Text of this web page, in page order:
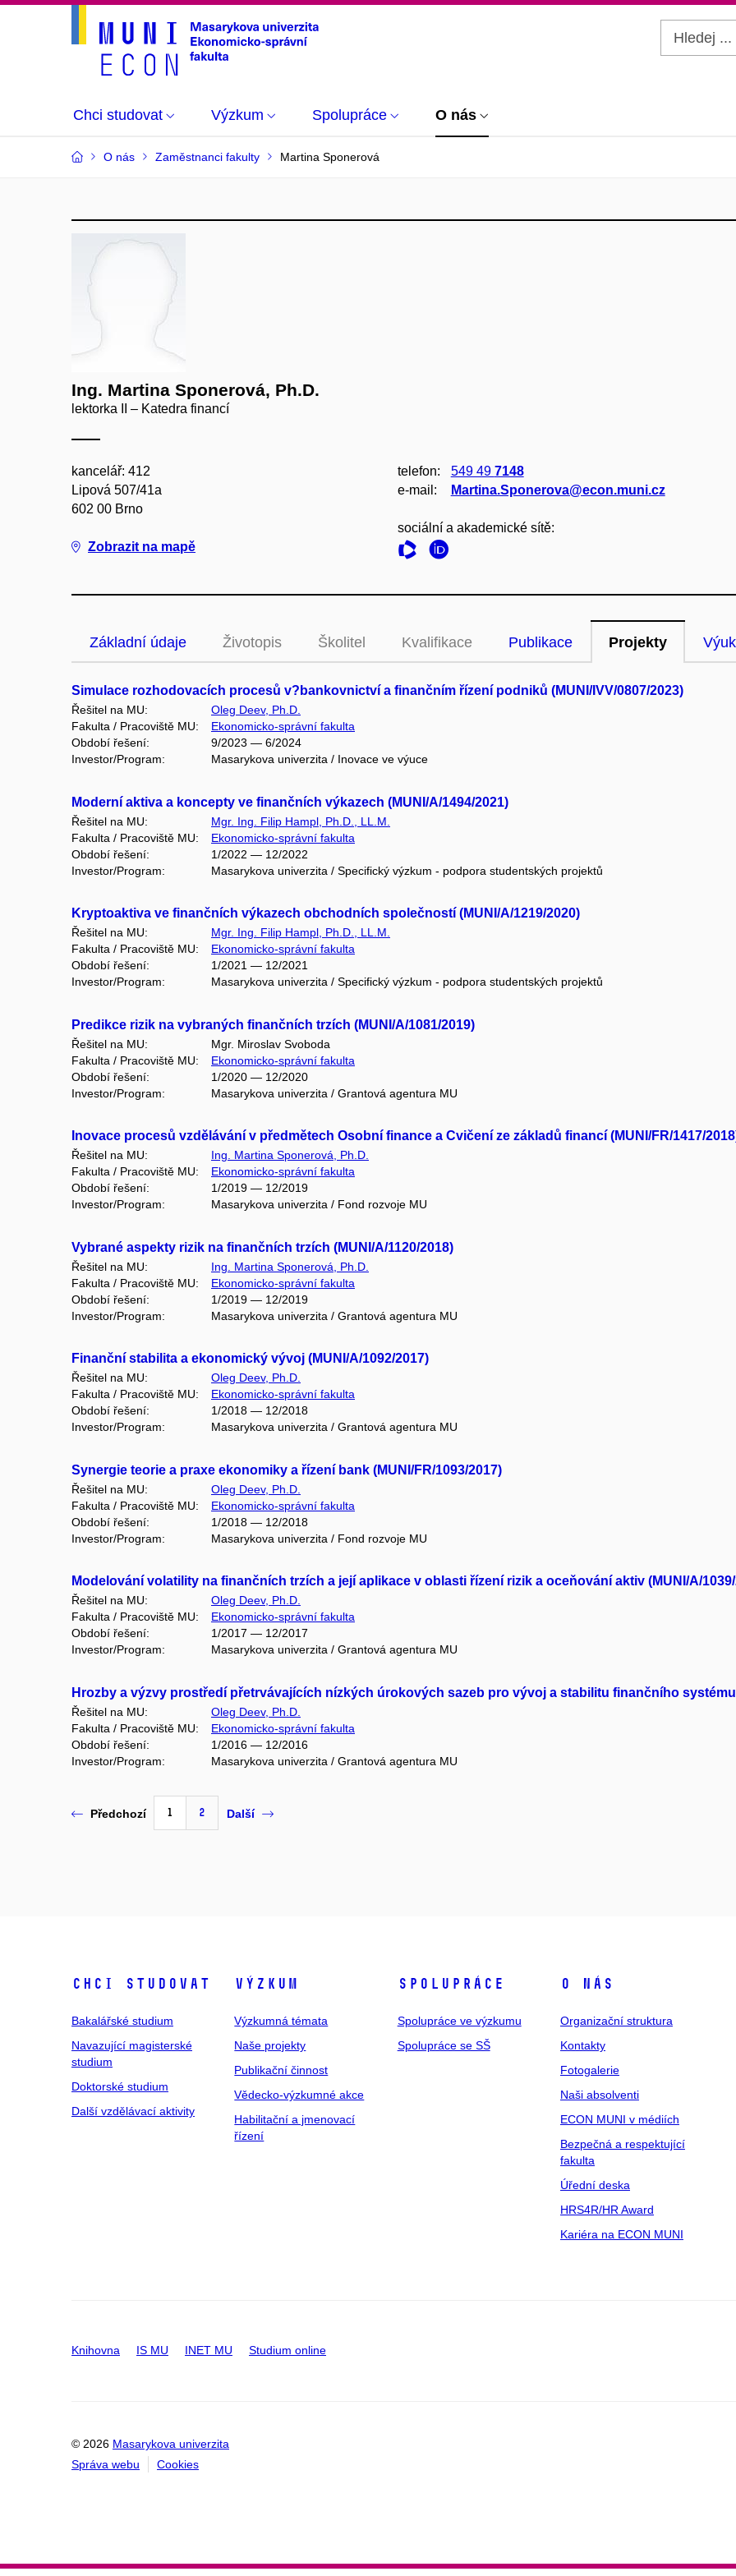
Chci studovat Výzkum Spolupráce O nás
O nás Zaměstnanci fakulty Martina Sponerová
Ing. Martina Sponerová, Ph.D.
lektorka II – Katedra financí
kancelář: 412
Lipová 507/41a
602 00 Brno
Zobrazit na mapě
telefon: 549 49 7148
e‑mail:
Martina.Sponerova@econ.muni.cz
sociální a akademické sítě:
Základní údaje Životopis Školitel Kvalifikace Publikace Projekty
Simulace rozhodovacích procesů v?bankovnictví a finančním řízení podniků (MUNI/IVV/0807/2023)
Řešitel na MU:
Oleg Deev, Ph.D.
Fakulta / Pracoviště MU:
Ekonomicko-správní fakulta
Období řešení:
9/2023 — 6/2024
Investor/Program:
Masarykova univerzita / Inovace ve výuce
Moderní aktiva a koncepty ve finančních výkazech (MUNI/A/1494/2021)
Řešitel na MU:
Mgr. Ing. Filip Hampl, Ph.D., LL.M.
Fakulta / Pracoviště MU:
Ekonomicko-správní fakulta
Období řešení:
1/2022 — 12/2022
Investor/Program:
Masarykova univerzita / Specifický výzkum - podpora studentských projektů
Kryptoaktiva ve finančních výkazech obchodních společností (MUNI/A/1219/2020)
Řešitel na MU:
Mgr. Ing. Filip Hampl, Ph.D., LL.M.
Fakulta / Pracoviště MU:
Ekonomicko-správní fakulta
Období řešení:
1/2021 — 12/2021
Investor/Program:
Masarykova univerzita / Specifický výzkum - podpora studentských projektů
Predikce rizik na vybraných finančních trzích (MUNI/A/1081/2019)
Řešitel na MU:
Mgr. Miroslav Svoboda
Fakulta / Pracoviště MU:
Ekonomicko-správní fakulta
Období řešení:
1/2020 — 12/2020
Investor/Program:
Masarykova univerzita / Grantová agentura MU
Inovace procesů vzdělávání v předmětech Osobní finance a Cvičení ze základů financí (MUNI/FR/1417/
Řešitel na MU:
Ing. Martina Sponerová, Ph.D.
Fakulta / Pracoviště MU:
Ekonomicko-správní fakulta
Období řešení:
1/2019 — 12/2019
Investor/Program:
Masarykova univerzita / Fond rozvoje MU
Vybrané aspekty rizik na finančních trzích (MUNI/A/1120/2018)
Řešitel na MU:
Ing. Martina Sponerová, Ph.D.
Fakulta / Pracoviště MU:
Ekonomicko-správní fakulta
Období řešení:
1/2019 — 12/2019
Investor/Program:
Masarykova univerzita / Grantová agentura MU
Finanční stabilita a ekonomický vývoj (MUNI/A/1092/2017)
Řešitel na MU:
Oleg Deev, Ph.D.
Fakulta / Pracoviště MU:
Ekonomicko-správní fakulta
Období řešení:
1/2018 — 12/2018
Investor/Program:
Masarykova univerzita / Grantová agentura MU
Synergie teorie a praxe ekonomiky a řízení bank (MUNI/FR/1093/2017)
Řešitel na MU:
Oleg Deev, Ph.D.
Fakulta / Pracoviště MU:
Ekonomicko-správní fakulta
Období řešení:
1/2018 — 12/2018
Investor/Program:
Masarykova univerzita / Fond rozvoje MU
Modelování volatility na finančních trzích a její aplikace v oblasti řízení rizik a oceňování aktiv (MUNI/A/
Řešitel na MU:
Oleg Deev, Ph.D.
Fakulta / Pracoviště MU:
Ekonomicko-správní fakulta
Období řešení:
1/2017 — 12/2017
Investor/Program:
Masarykova univerzita / Grantová agentura MU
Hrozby a výzvy prostředí přetrvávajících nízkých úrokových sazeb pro vývoj a stabilitu finančního systému
Řešitel na MU:
Oleg Deev, Ph.D.
Fakulta / Pracoviště MU:
Ekonomicko-správní fakulta
Období řešení:
1/2016 — 12/2016
Investor/Program:
Masarykova univerzita / Grantová agentura MU
Předchozí 1 2 Další
Chci studovat
Bakalářské studium
Navazující magisterské
studium
Doktorské studium
Další vzdělávací aktivity
Výzkum
Výzkumná témata
Naše projekty
Publikační činnost
Vědecko-výzkumné akce
Habilitační a jmenovací
řízení
Spolupráce
Spolupráce ve výzkumu
Spolupráce se SŠ
O nás
Organizační struktura
Kontakty
Fotogalerie
Naši absolventi
ECON MUNI v médiích
Bezpečná a respektující
fakulta
Úřední deska
HRS4R/HR Award
Kariéra na ECON MUNI
Knihovna IS MU INET MU Studium online
© 2026 Masarykova univerzita
Správa webu
Cookies